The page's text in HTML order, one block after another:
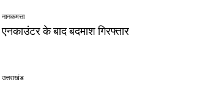
नानकमत्ता
एनकाउंटर के बाद बदमाश गिरफ्तार
उत्तराखंड